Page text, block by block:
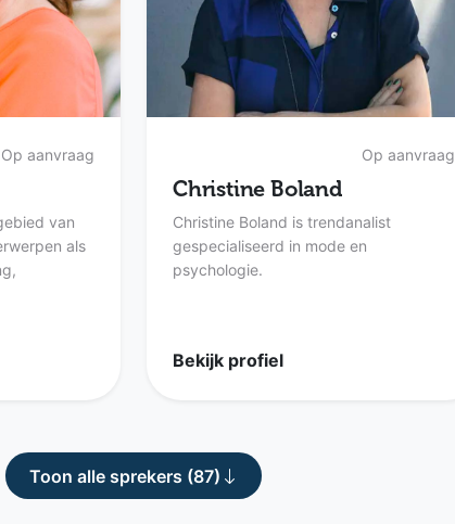
Op aanvraag
van
als
Op aanvraag
Christine Boland
Christine Boland is trendanalist
gespecialiseerd in mode en
psychologie.
Bekijk profiel
Toon alle sprekers (87)